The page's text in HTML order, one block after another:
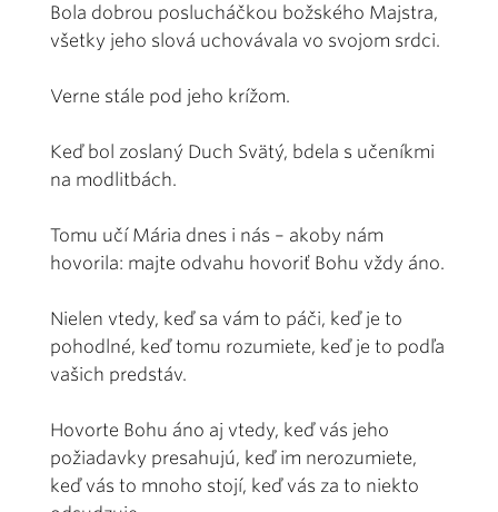
Bola dobrou poslucháčkou božského Majstra,
všetky jeho slová uchovávala vo svojom srdci.
Verne stále pod jeho krížom.
Keď bol zoslaný Duch Svätý, bdela s učeníkmi
na modlitbách.
Tomu učí Mária dnes i nás – akoby nám
hovorila: majte odvahu hovoriť Bohu vždy áno.
Nielen vtedy, keď sa vám to páči, keď je to
pohodlné, keď tomu rozumiete, keď je to podľa
vašich predstáv.
Hovorte Bohu áno aj vtedy, keď vás jeho
požiadavky presahujú, keď im nerozumiete,
keď vás to mnoho stojí, keď vás za to niekto